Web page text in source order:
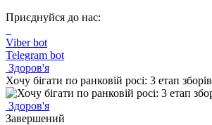
Приєднуйся до нас:
Viber bot
Telegram bot
Здоров'я
Хочу бігати по ранковій росі: 3 етап зборів
Здоров'я
Завершений